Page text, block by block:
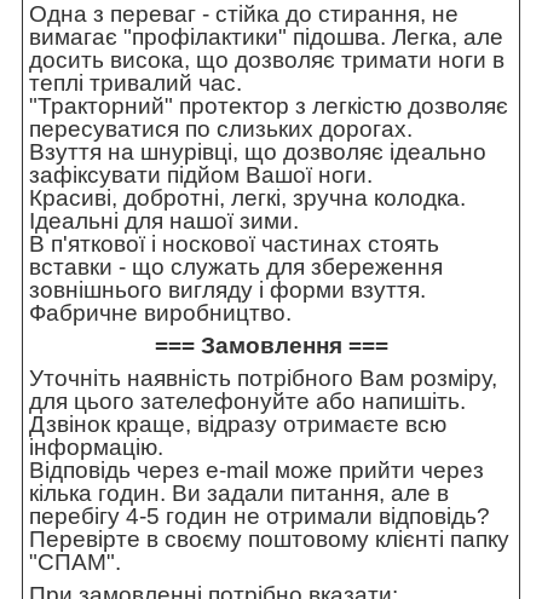
Одна з переваг - стійка до стирання, не
вимагає "профілактики" підошва. Легка, але
досить висока, що дозволяє тримати ноги в
теплі тривалий час.
"Тракторний" протектор з легкістю дозволяє
пересуватися по слизьких дорогах.
Взуття на шнурівці, що дозволяє ідеально
зафіксувати підйом Вашої ноги.
Красиві, добротні, легкі, зручна колодка.
Ідеальні для нашої зими.
В п'яткової і носкової частинах стоять
вставки - що служать для збереження
зовнішнього вигляду і форми взуття.
Фабричне виробництво.
=== Замовлення ===
Уточніть наявність потрібного Вам розміру,
для цього зателефонуйте або напишіть.
Дзвінок краще, відразу отримаєте всю
інформацію.
Відповідь через e-mail може прийти через
кілька годин. Ви задали питання, але в
перебігу 4-5 годин не отримали відповідь?
Перевірте в своєму поштовому клієнті папку
"СПАМ".